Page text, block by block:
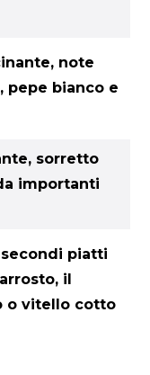
note
pepe bianco e
sorretto
importanti
secondi piatti
il
o vitello cotto